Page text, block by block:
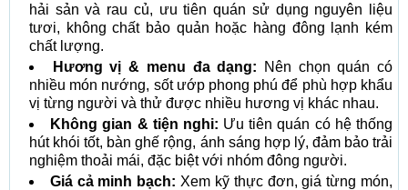
hải sản và rau củ, ưu tiên quán sử dụng nguyên liệu
tươi, không chất bảo quản hoặc hàng đông lạnh kém
chất lượng.
Hương vị & menu đa dạng: Nên chọn quán có
nhiều món nướng, sốt ướp phong phú để phù hợp khẩu
vị từng người và thử được nhiều hương vị khác nhau.
Không gian & tiện nghi: Ưu tiên quán có hệ thống
hút khói tốt, bàn ghế rộng, ánh sáng hợp lý, đảm bảo trải
nghiệm thoải mái, đặc biệt với nhóm đông người.
Giá cả minh bạch: Xem kỹ thực đơn, giá từng món,